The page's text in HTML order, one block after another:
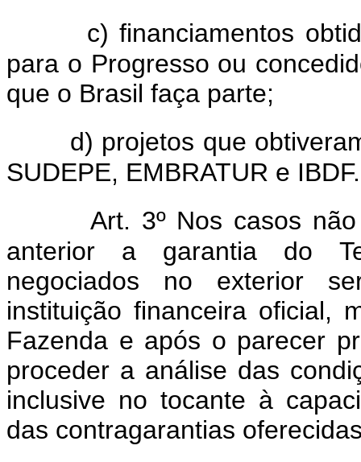
c) financiamentos
para o Progresso ou
que o Brasil faça parte;
d) projetos que
SUDEPE, EMBRATUR e IBDF.
Art. 3º Nos casos
anterior a garantia do
negociados no exterior
instituição financeira oficial,
Fazenda e após o parecer
proceder a análise das
inclusive no tocante à
das contragarantias